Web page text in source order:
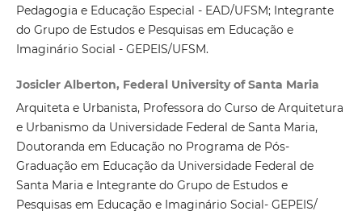
Pedagogia e Educação Especial - EAD/UFSM; Integrante
do Grupo de Estudos e Pesquisas em Educação e
Imaginário Social - GEPEIS/UFSM.
Josicler Alberton, Federal University of Santa Maria
Arquiteta e Urbanista, Professora do Curso de Arquitetura
e Urbanismo da Universidade Federal de Santa Maria,
Doutoranda em Educação no Programa de Pós-
Graduação em Educação da Universidade Federal de
Santa Maria e Integrante do Grupo de Estudos e
Pesquisas em Educação e Imaginário Social- GEPEIS/